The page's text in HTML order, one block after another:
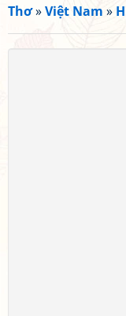
Thơ»Việt Nam »